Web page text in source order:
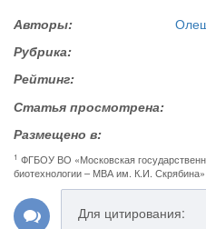
Авторы:
Рубрика:
Рейтинг:
Статья просмотрена:
Размещено в:
1 ФГБОУ ВО «Московская
биотехнологии – МВА им. К.И. Скрябина»
Для цитирования: